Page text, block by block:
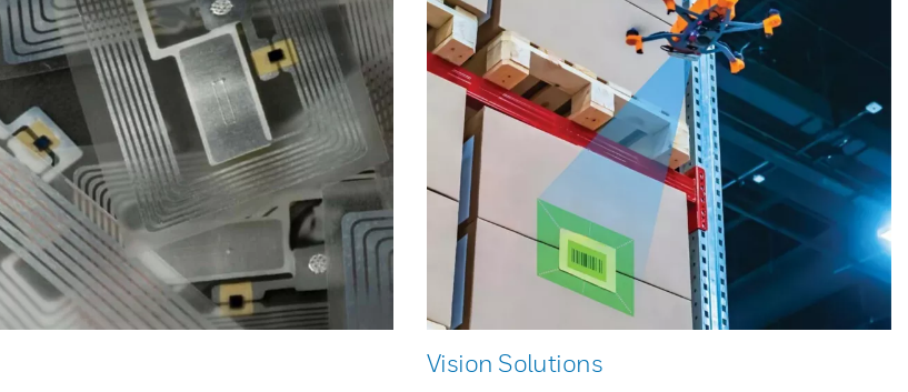
Vision Solutions